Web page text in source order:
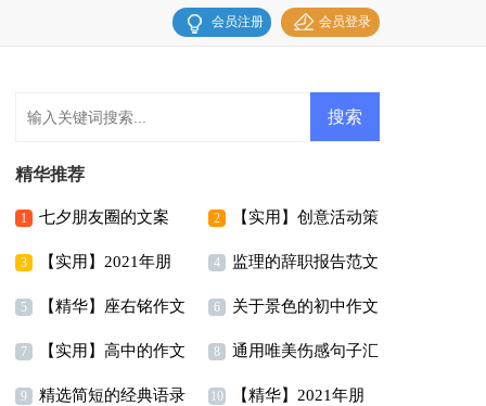
会员登录
会员注册
精华推荐
1 七夕朋友圈的文案 2 【实用】创意活动策
划三篇
3 【实用】2021年朋
友圈伤感语句合集85条
4 监理的辞职报告范文
6篇
5 【精华】座右铭作文
锦集九篇
6 关于景色的初中作文
300字锦集九篇
7 【实用】高中的作文
400字集合9篇
8 通用唯美伤感句子汇
总55条
9 精选简短的经典语录 10 【精华】2021年朋